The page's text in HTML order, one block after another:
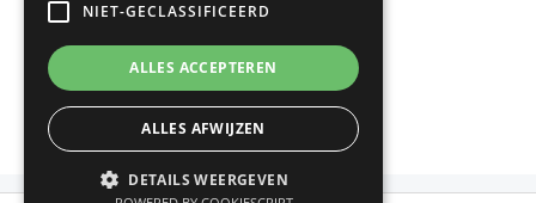
NIET-GECLASSIFICEERD
ALLES ACCEPTEREN
ALLES AFWIJZEN
DETAILS WEERGEVEN